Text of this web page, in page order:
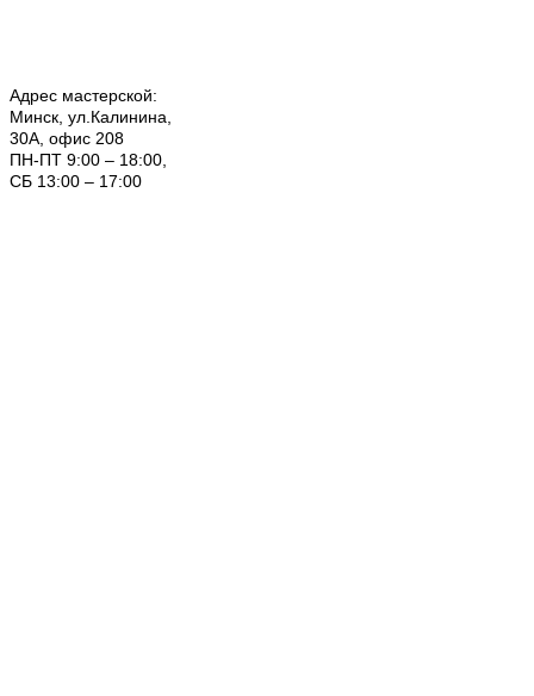
Адрес мастерской:
Минск, ул.Калинина,
30А, офис 208
ПН-ПТ 9:00 – 18:00,
СБ 13:00 – 17:00